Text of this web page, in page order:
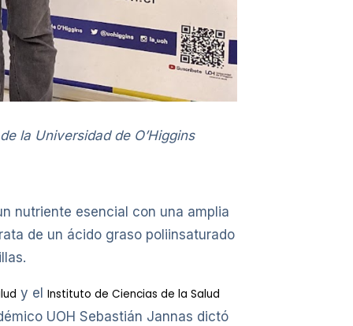
la Universidad de O’Higgins
nutriente esencial con una amplia
de un ácido graso poliinsaturado
y el Instituto de Ciencias de la Salud
UOH Sebastián Jannas dictó